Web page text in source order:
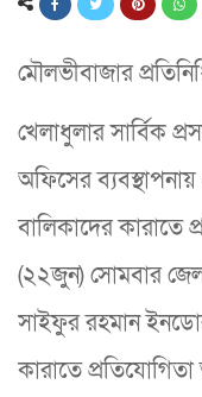
মৌলভীবাজার
খেলাধুলার সার্বিক
অফিসের
বালিকাদের কারাতে
(২২জুন) সোমবার
সাইফুর রহমান
কারাতে